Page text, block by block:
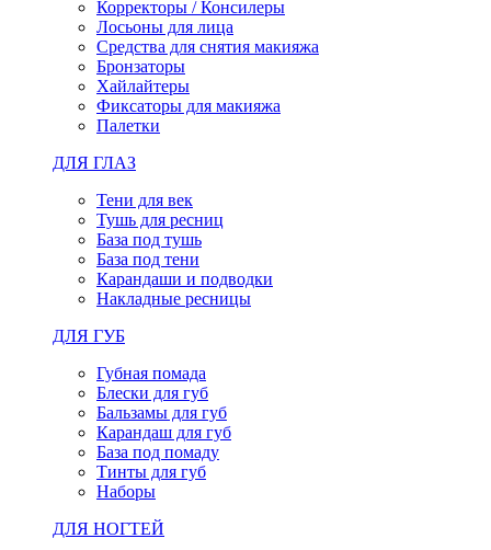
Корректоры / Консилеры
Лосьоны для лица
Средства для снятия макияжа
Бронзаторы
Хайлайтеры
Фиксаторы для макияжа
Палетки
ДЛЯ ГЛАЗ
Тени для век
Тушь для ресниц
База под тушь
База под тени
Карандаши и подводки
Накладные ресницы
ДЛЯ ГУБ
Губная помада
Блески для губ
Бальзамы для губ
Карандаш для губ
База под помаду
Тинты для губ
Наборы
ДЛЯ НОГТЕЙ